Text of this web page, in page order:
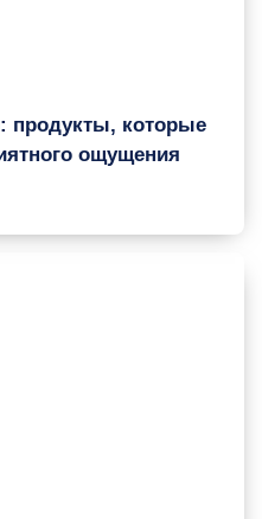
продукты, которые
ощущения